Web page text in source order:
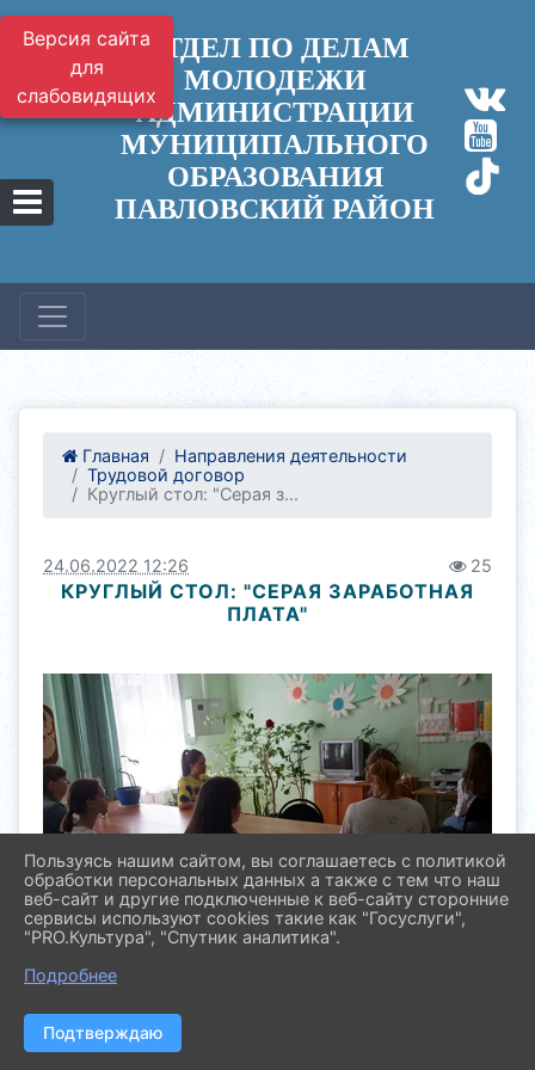
Версия сайта
для
слабовидящих
ОТДЕЛ ПО ДЕЛАМ
МОЛОДЕЖИ
АДМИНИСТРАЦИИ
МУНИЦИПАЛЬНОГО
ОБРАЗОВАНИЯ
ПАВЛОВСКИЙ РАЙОН
Главная
Направления деятельности
Трудовой договор
Круглый стол: "Серая з...
24.06.2022 12:26 25
КРУГЛЫЙ СТОЛ: "СЕРАЯ ЗАРАБОТНАЯ
ПЛАТА"
Павловского района специалистами по работе с
молодежью были организованы круглые столы на
тему "Серая заработная плата".
Пользуясь нашим сайтом, вы соглашаетесь с политикой
обработки персональных данных а также с тем что наш
веб-сайт и другие подключенные к веб-сайту сторонние
сервисы используют cookies такие как "Госуслуги",
"PRO.Культура", "Спутник аналитика".
Подробнее
Подтверждаю